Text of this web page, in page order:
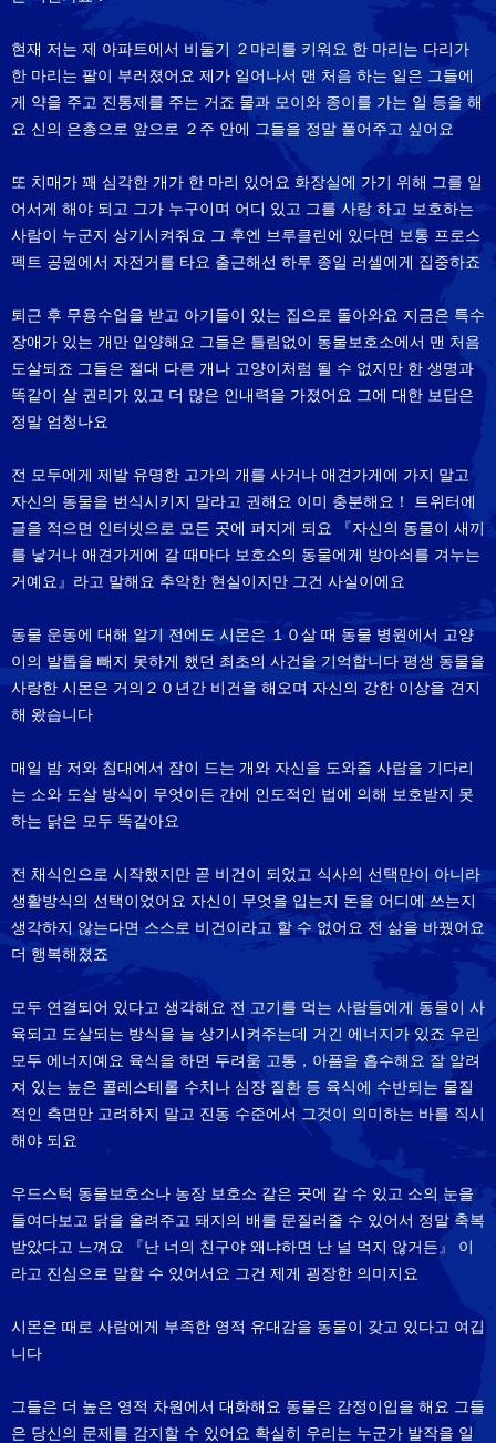
현재 저는 제 아파트에서 비둘기 ２마리를 키워요 한 마리는 다리가
한 마리는 팔이 부러졌어요 제가 일어나서 맨 처음 하는 일은 그들에
게 약을 주고 진통제를 주는 거죠 물과 모이와 종이를 가는 일 등을 해
요 신의 은총으로 앞으로 ２주 안에 그들을 정말 풀어주고 싶어요
또 치매가 꽤 심각한 개가 한 마리 있어요 화장실에 가기 위해 그를 일
어서게 해야 되고 그가 누구이며 어디 있고 그를 사랑 하고 보호하는
사람이 누군지 상기시켜줘요 그 후엔 브루클린에 있다면 보통 프로스
펙트 공원에서 자전거를 타요 출근해선 하루 종일 러셀에게 집중하죠
퇴근 후 무용수업을 받고 아기들이 있는 집으로 돌아와요 지금은 특수
장애가 있는 개만 입양해요 그들은 틀림없이 동물보호소에서 맨 처음
도살되죠 그들은 절대 다른 개나 고양이처럼 될 수 없지만 한 생명과
똑같이 살 권리가 있고 더 많은 인내력을 가졌어요 그에 대한 보답은
정말 엄청나요
전 모두에게 제발 유명한 고가의 개를 사거나 애견가게에 가지 말고
자신의 동물을 번식시키지 말라고 권해요 이미 충분해요！ 트위터에
글을 적으면 인터넷으로 모든 곳에 퍼지게 되요 『자신의 동물이 새끼
를 낳거나 애견가게에 갈 때마다 보호소의 동물에게 방아쇠를 겨누는
거예요』라고 말해요 추악한 현실이지만 그건 사실이에요
동물 운동에 대해 알기 전에도 시몬은 １０살 때 동물 병원에서 고양
이의 발톱을 빼지 못하게 했던 최초의 사건을 기억합니다 평생 동물을
사랑한 시몬은 거의２０년간 비건을 해오며 자신의 강한 이상을 견지
해 왔습니다
매일 밤 저와 침대에서 잠이 드는 개와 자신을 도와줄 사람을 기다리
는 소와 도살 방식이 무엇이든 간에 인도적인 법에 의해 보호받지 못
하는 닭은 모두 똑같아요
전 채식인으로 시작했지만 곧 비건이 되었고 식사의 선택만이 아니라
생활방식의 선택이었어요 자신이 무엇을 입는지 돈을 어디에 쓰는지
생각하지 않는다면 스스로 비건이라고 할 수 없어요 전 삶을 바꿨어요
더 행복해졌죠
모두 연결되어 있다고 생각해요 전 고기를 먹는 사람들에게 동물이 사
육되고 도살되는 방식을 늘 상기시켜주는데 거긴 에너지가 있죠 우린
모두 에너지예요 육식을 하면 두려움 고통，아픔을 흡수해요 잘 알려
져 있는 높은 콜레스테롤 수치나 심장 질환 등 육식에 수반되는 물질
적인 측면만 고려하지 말고 진동 수준에서 그것이 의미하는 바를 직시
해야 되요
우드스턱 동물보호소나 농장 보호소 같은 곳에 갈 수 있고 소의 눈을
들여다보고 닭을 올려주고 돼지의 배를 문질러줄 수 있어서 정말 축복
받았다고 느껴요 『난 너의 친구야 왜냐하면 난 널 먹지 않거든』 이
라고 진심으로 말할 수 있어서요 그건 제게 굉장한 의미지요
시몬은 때로 사람에게 부족한 영적 유대감을 동물이 갖고 있다고 여깁
니다
그들은 더 높은 영적 차원에서 대화해요 동물은 감정이입을 해요 그들
은 당신의 문제를 감지할 수 있어요 확실히 우리는 누군가 발작을 일